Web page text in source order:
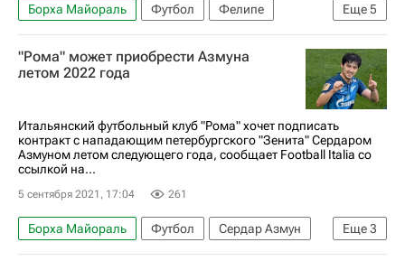
Еще5
Борха Майораль Футбол
Фелипе
Атлетико (Мадрид)
Хетафе
Анхель Корреа
Марио Эрмосо
Энес Унал
"Рома" может приобрести Азмуна
летом 2022 года
Итальянский футбольный клуб "Рома" хочет подписать
контракт с нападающим петербургского "Зенита" Сердаром
Азмуном летом следующего года, сообщает Football Italia со
ссылкой на...
5 сентября 2021, 17:04 261
Еще3
Борха Майораль Футбол
Сердар Азмун
Рома
Зенит Байер 04